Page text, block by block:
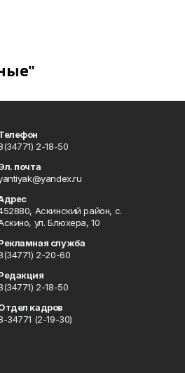
2-18-50
почта
Аскинский район, с.
ул. Блюхера, 10
служба
2-20-60
2-18-50
кадров
34771 (2-19-30)